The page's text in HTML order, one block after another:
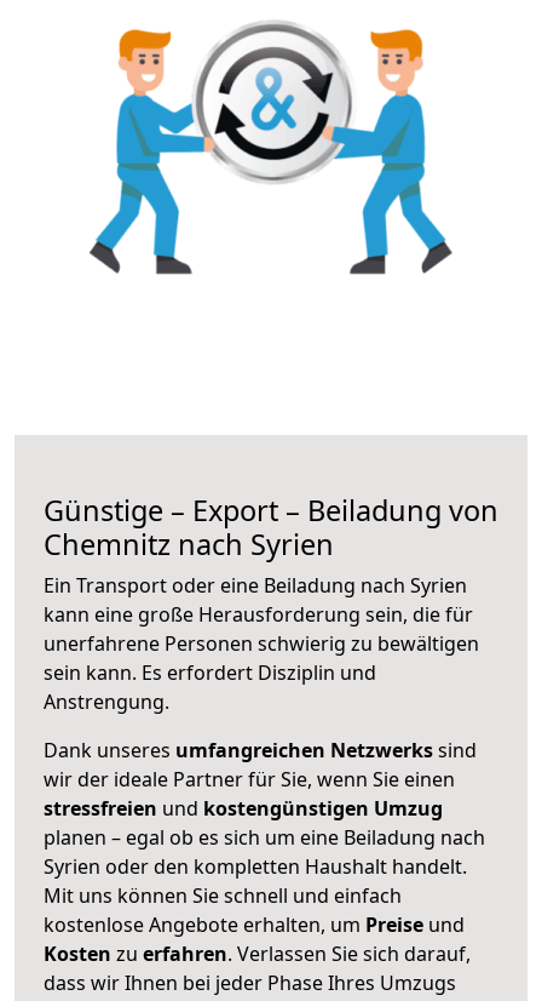
Günstige – Export – Beiladung von
Chemnitz nach Syrien
Ein Transport oder eine Beiladung nach Syrien
kann eine große Herausforderung sein, die für
unerfahrene Personen schwierig zu bewältigen
sein kann. Es erfordert Disziplin und
Anstrengung.
Dank unseres umfangreichen Netzwerkssind
wir der ideale Partner für Sie, wenn Sie einen
stressfreien und kostengünstigen Umzug
planen – egal ob es sich um eine Beiladung nach
Syrien oder den kompletten Haushalt handelt.
Mit uns können Sie schnell und einfach
kostenlose Angebote erhalten, um Preise und
Kosten zu erfahren. Verlassen Sie sich darauf,
dass wir Ihnen bei jeder Phase Ihres Umzugs